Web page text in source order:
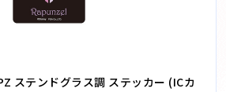
ステンドグラス調 ステッカー (ICカ